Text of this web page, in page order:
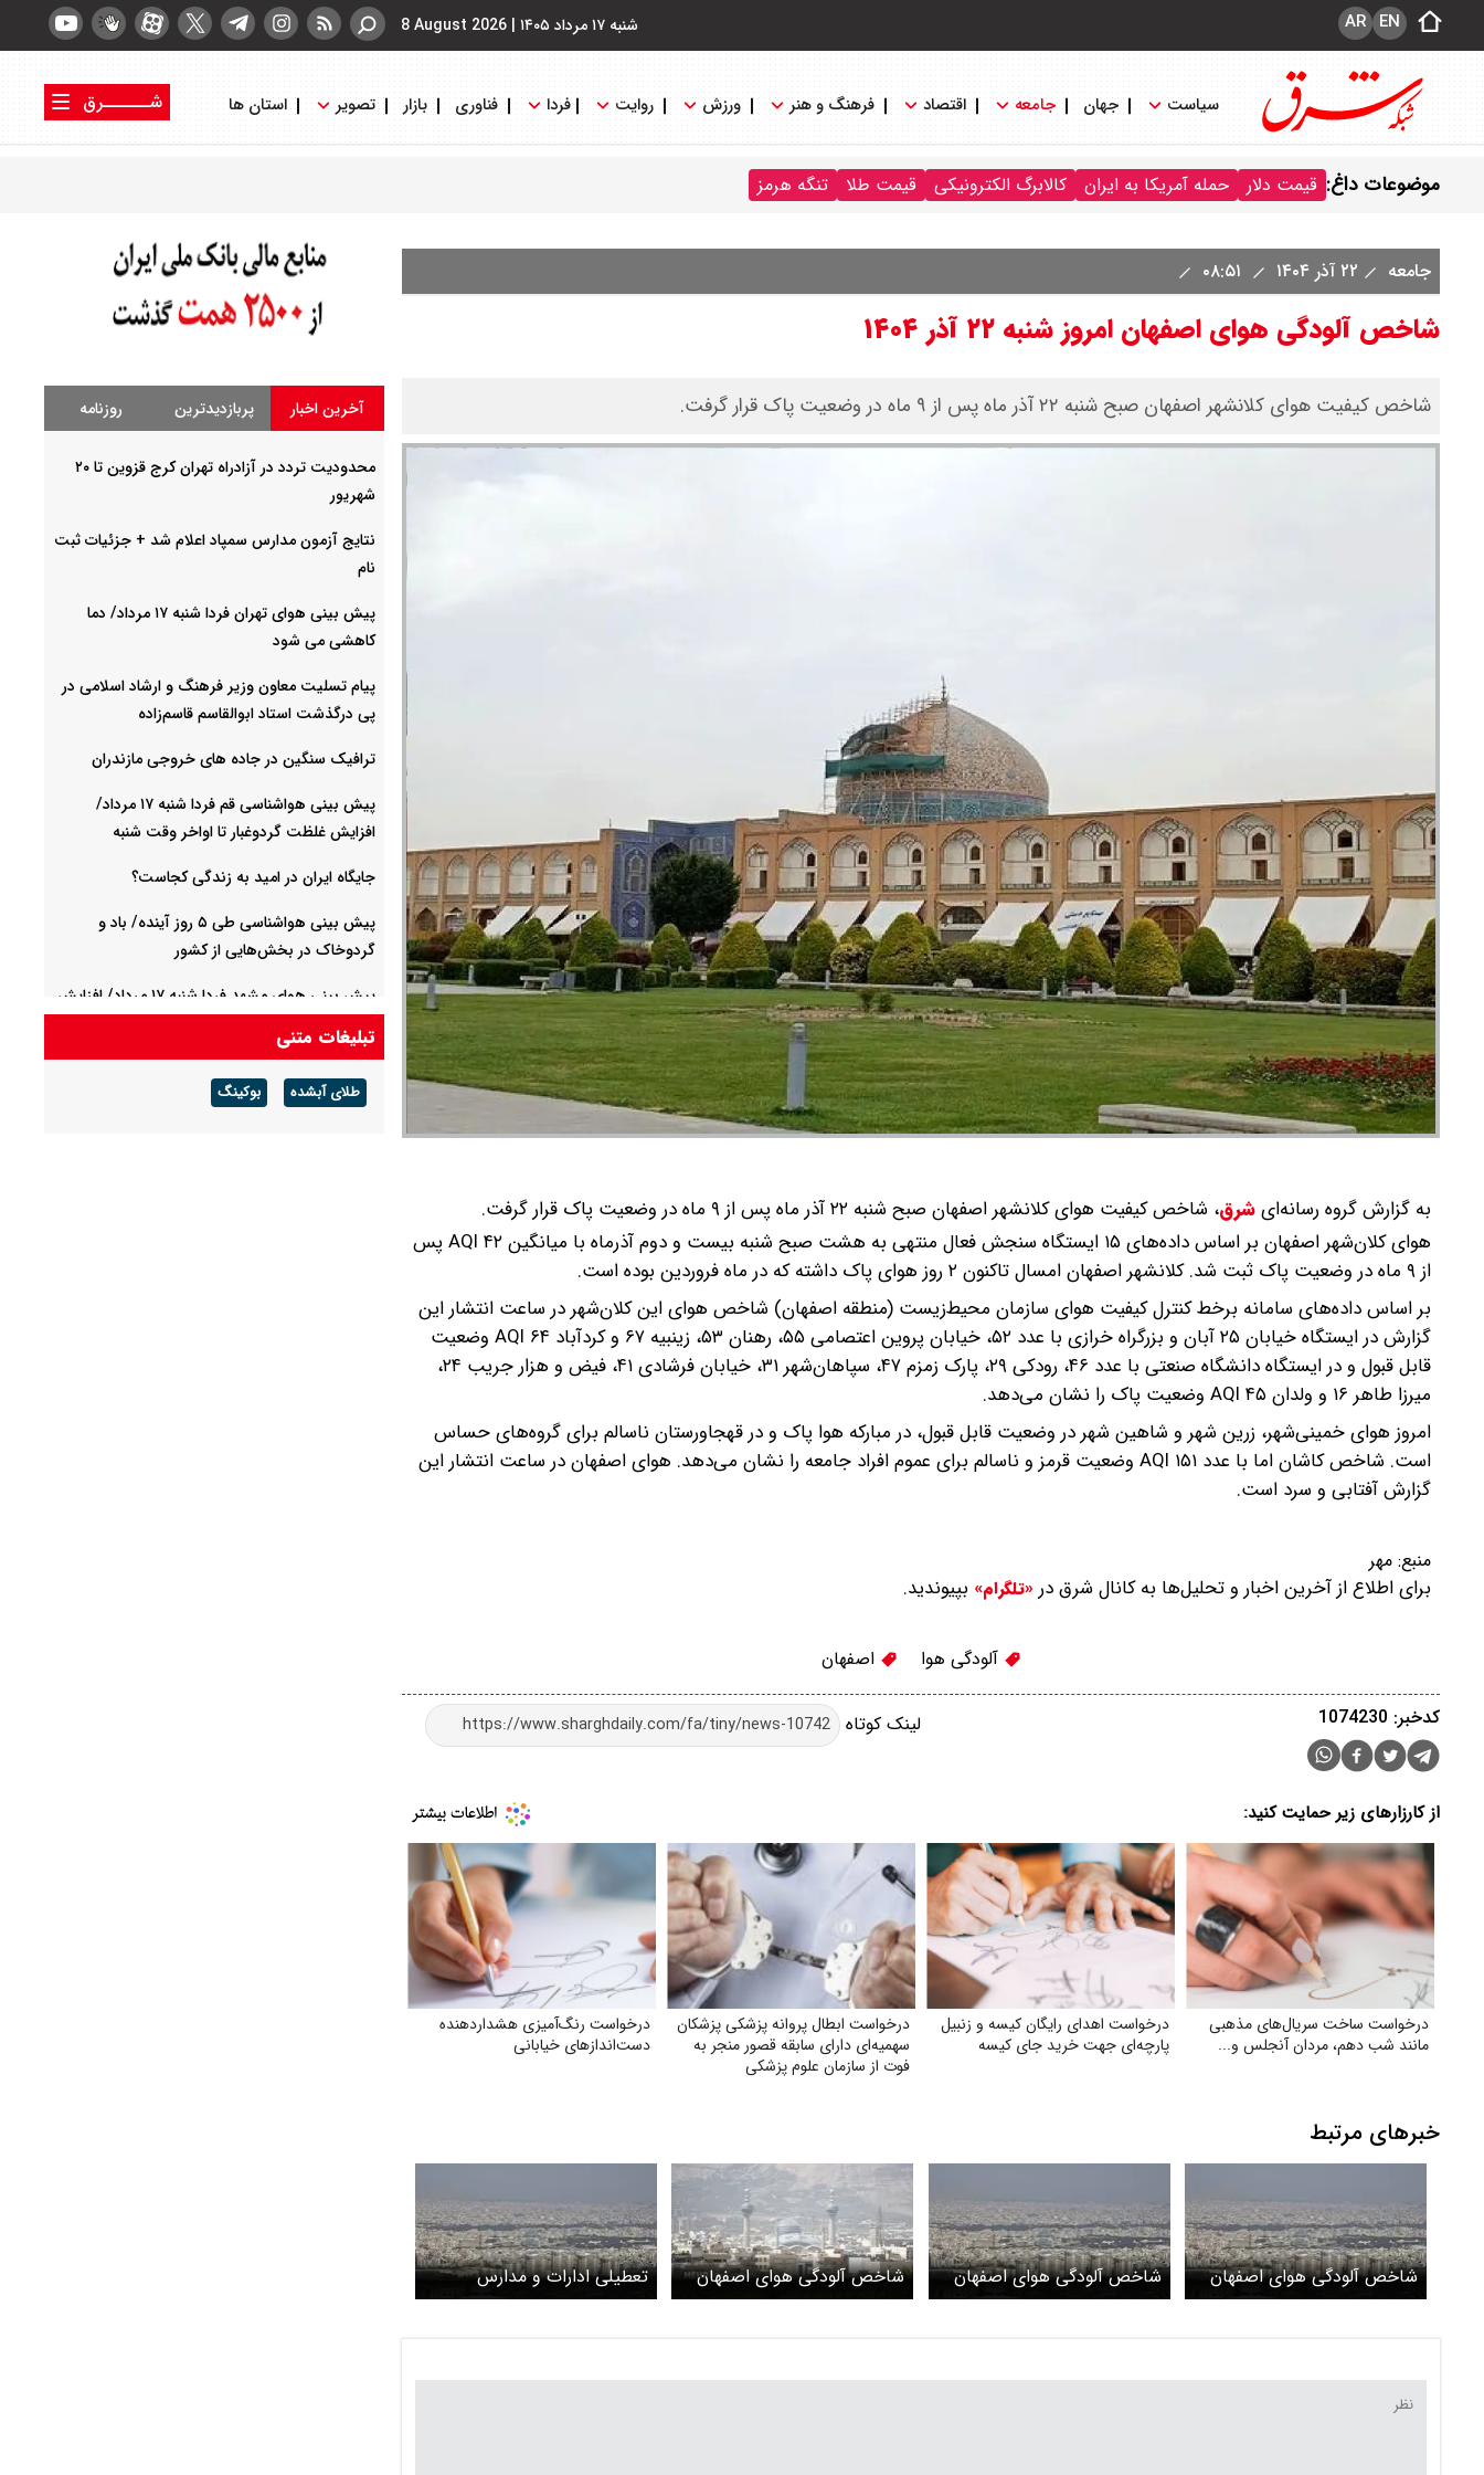
شنبه ۱۷ مرداد ۱۴۰۵ |
8 August 2026 EN
AR
سیاست جهان جامعه اقتصاد فرهنگ و هنر ورزش روایت فردا فناوری بازار تصویر استان ها
شــــــرق
موضوعات داغ: قیمت دلار حمله آمریکا به ایران کالابرگ الکترونیکی قیمت طلا تنگه هرمز
جامعه ۲۲ آذر ۱۴۰۴
شاخص آلودگی هوای اصفهان امروز شنبه ۲۲ آذر ۱۴۰۴
شاخص کیفیت هوای کلانشهر اصفهان صبح شنبه ۲۲ آذر ماه پس از ۹ ماه در وضعیت پاک قرار گرفت.
به گزارش گروه رسانه‌ایشرق، شاخص کیفیت هوای کلانشهر اصفهان صبح شنبه ۲۲ آذر ماه پس از ۹ ماه در وضعیت پاک قرار گرفت.
هوای کلان‌شهر اصفهان بر اساس داده‌های ۱۵ ایستگاه سنجش فعال منتهی به هشت صبح شنبه بیست و دوم آذرماه با میانگین ۴۲ AQI پس
از ۹ ماه در وضعیت پاک ثبت شد. کلانشهر اصفهان امسال تاکنون ۲ روز هوای پاک داشته که در ماه فروردین بوده است.
بر اساس داده‌های سامانه برخط کنترل کیفیت هوای سازمان محیط‌زیست (منطقه اصفهان) شاخص هوای این کلان‌شهر در ساعت انتشار این
گزارش در ایستگاه خیابان ۲۵ آبان و بزرگراه خرازی با عدد ۵۲، خیابان پروین اعتصامی ۵۵، رهنان ۵۳، زینبیه ۶۷ و کردآباد ۶۴ AQI وضعیت
قابل قبول و در ایستگاه دانشگاه صنعتی با عدد ۴۶، رودکی ۲۹، پارک زمزم ۴۷، سپاهان‌شهر ۳۱، خیابان فرشادی ۴۱، فیض و هزار جریب ۲۴،
میرزا طاهر ۱۶ و ولدان ۴۵ AQI وضعیت پاک را نشان می‌دهد.
امروز هوای خمینی‌شهر، زرین شهر و شاهین شهر در وضعیت قابل قبول، در مبارکه هوا پاک و در قهجاورستان ناسالم برای گروه‌های حساس
است. شاخص کاشان اما با عدد ۱۵۱ AQI وضعیت قرمز و ناسالم برای عموم افراد جامعه را نشان می‌دهد. هوای اصفهان در ساعت انتشار این
گزارش آفتابی و سرد است.
منبع: مهر
برای اطلاع از آخرین اخبار و تحلیل‌ها به کانال شرق در «تلگرام» بپیوندید.
آلودگی هوا اصفهان
لینک کوتاه کدخبر: 1074230
از کارزارهای زیر حمایت کنید:
درخواست ساخت سریال‌های مذهبی
مانند شب دهم، مردان آنجلس و...
درخواست اهدای رایگان کیسه و زنبیل
پارچه‌ای جهت خرید جای کیسه‌
درخواست ابطال پروانه پزشکی پزشکان
سهمیه‌ای دارای سابقه قصور منجر به
فوت از سازمان علوم پزشکی
درخواست رنگ‌آمیزی هشداردهنده
دست‌اندازهای خیابانی
خبرهای مرتبط
شاخص آلودگی هوای اصفهان
امروز سه‌شنبه ۱۸ آذر ۱۴۰۴
شاخص آلودگی هوای اصفهان
امروز دوشنبه ۱۷ آذر ۱۴۰۴
شاخص آلودگی هوای اصفهان
امروز یکشنبه ۱۶ آذر ۱۴۰۴
تعطیلی ادارات و مدارس
اصفهان فردا شنبه ۱۵ آذر ۱۴۰۴
آخرین اخبار پربازدیدترین روزنامه
محدودیت تردد در آزادراه تهران کرج قزوین تا ۲۰
شهریور
نتایج آزمون مدارس سمپاد اعلام شد + جزئیات ثبت
نام
پیش بینی هوای تهران فردا شنبه ۱۷ مرداد/ دما
کاهشی می شود
پیام تسلیت معاون وزیر فرهنگ و ارشاد اسلامی در
پی درگذشت استاد ابوالقاسم قاسم‌زاده
ترافیک سنگین در جاده های خروجی مازندران
پیش بینی هواشناسی قم فردا شنبه ۱۷ مرداد/
افزایش غلظت گردوغبار تا اواخر وقت شنبه
جایگاه ایران در امید به زندگی کجاست؟
پیش بینی هواشناسی طی ۵ روز آینده/ باد و
گردوخاک در بخش‌هایی از کشور
پیش بینی هوای مشهد فردا شنبه ۱۷ مرداد/ افزایش
دما از روز سه شنبه
پیش بینی هوای لرستان فردا ۱۷ مرداد/ تداوم هوای
گرم و افزایش سرعت وزش باد
تبلیغات متنی
طلای آبشده بوکینگ